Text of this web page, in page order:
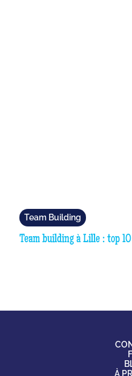
Team Building
Team building à Lille : top
À